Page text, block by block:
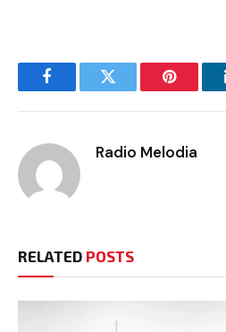
FacebookTwitter Pinterest
Radio Melodia
RELATED POSTS